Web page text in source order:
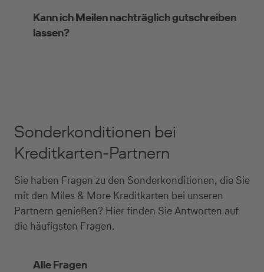
Kann ich Meilen nachträglich gutschreiben
lassen?
Sonderkonditionen bei
Kreditkarten-Partnern
Sie haben Fragen zu den Sonderkonditionen, die Sie
mit den Miles & More Kreditkarten bei unseren
Partnern genießen? Hier finden Sie Antworten auf
die häufigsten Fragen.
Alle Fragen